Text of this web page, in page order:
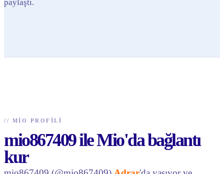
paylaştı.
// MIO PROFILI
mio867409 ile Mio'da bağlantı
kur